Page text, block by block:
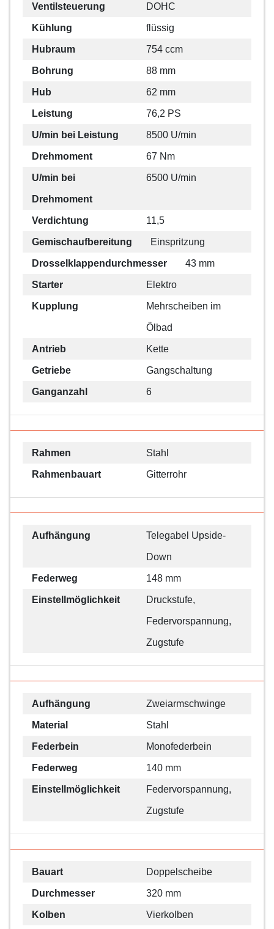
Ventilsteuerung DOHC
Kühlung flüssig
Hubraum 754 ccm
Bohrung 88 mm
Hub 62 mm
Leistung 76,2 PS
U/min bei Leistung 8500 U/min
Drehmoment 67 Nm
U/min bei
Drehmoment
6500 U/min
Verdichtung 11,5
Gemischaufbereitung Einspritzung
Drosselklappendurchmesser 43 mm
Starter Elektro
Kupplung Mehrscheiben im
Ölbad
Antrieb Kette
Getriebe Gangschaltung
Ganganzahl 6
Rahmen Stahl
Rahmenbauart Gitterrohr
Aufhängung Telegabel Upside-
Down
Federweg 148 mm
Einstellmöglichkeit Druckstufe,
Federvorspannung,
Zugstufe
Aufhängung Zweiarmschwinge
Material Stahl
Federbein Monofederbein
Federweg 140 mm
Einstellmöglichkeit Federvorspannung,
Zugstufe
Bauart Doppelscheibe
Durchmesser 320 mm
Kolben Vierkolben